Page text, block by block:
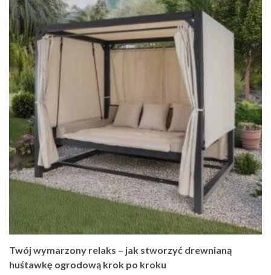
Twój wymarzony relaks – jak stworzyć drewnianą
huśtawkę ogrodową krok po kroku